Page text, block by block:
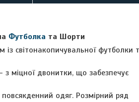
Футболка та Шорти
світонакопичувальної футболки
міцної двонитки, що забезпечує
одяг. Розмірний ряд